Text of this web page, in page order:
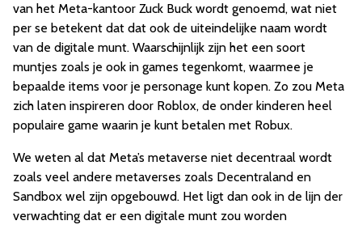
van het Meta-kantoor Zuck Buck wordt genoemd, wat niet
per se betekent dat dat ook de uiteindelijke naam wordt
van de digitale munt. Waarschijnlijk zijn het een soort
muntjes zoals je ook in games tegenkomt, waarmee je
bepaalde items voor je personage kunt kopen. Zo zou Meta
zich laten inspireren door Roblox, de onder kinderen heel
populaire game waarin je kunt betalen met Robux.
We weten al dat Meta’s metaverse niet decentraal wordt
zoals veel andere metaverses zoals Decentraland en
Sandbox wel zijn opgebouwd. Het ligt dan ook in de lijn der
verwachting dat er een digitale munt zou worden